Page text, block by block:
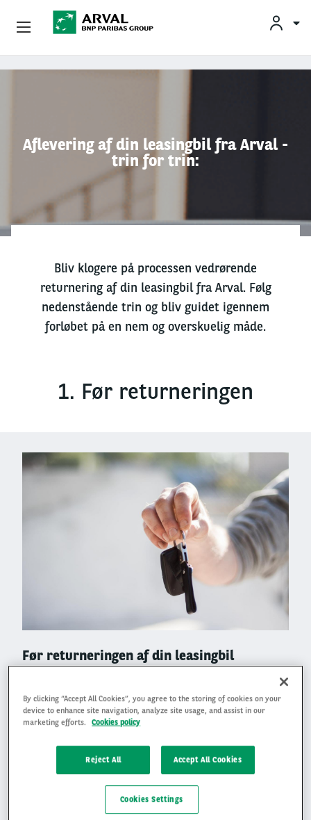
Aflevering af din leasingbil fra Arval -
trin for trin:
Bliv klogere på processen vedrørende
returnering af din leasingbil fra Arval. Følg
nedenstående trin og bliv guidet igennem
forløbet på en nem og overskuelig måde.
1. Før returneringen
column
column
Før returneringen af din leasingbil
samarbejdspartnere på den aftalte udløbsdato. Hvis udløbsdatoen
falder på en weekend eller helligdag, skal bilen returneres den sidste
returnere din bil, og du afholder alle omkostninger i denne
Vi anbefaler, at du booker en tid minimum en måned før, din
leasingaftale udløber. Hvis du booker tid til returnering, og der ingen
ledige tider er på den ordinære udløbsdato, kan bilen returneres
Privatleasing
Mobilitetsløsninger
Om Arval
By clicking “Accept All Cookies”, you agree to the storing of cookies on your
device to enhance site navigation, analyze site usage, and assist in our
marketing efforts.
Cookies policy
Reject All Accept All Cookies
Cookies Settings